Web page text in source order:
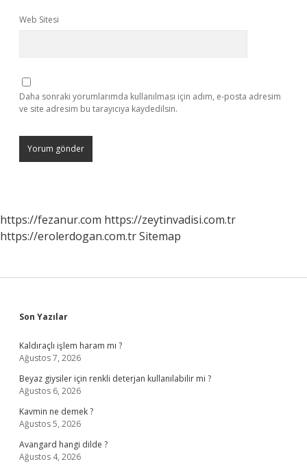
Web Sitesi
Daha sonraki yorumlarımda kullanılması için adım, e-posta adresim
ve site adresim bu tarayıcıya kaydedilsin.
https://fezanur.com https://zeytinvadisi.com.tr
https://erolerdogan.com.trSitemap
Sidebar
Son Yazılar
Kaldıraçlı işlem haram mı ?
Ağustos 7, 2026
Beyaz giysiler için renkli deterjan kullanılabilir mi ?
Ağustos 6, 2026
Kavmin ne demek ?
Ağustos 5, 2026
Avangard hangi dilde ?
Ağustos 4, 2026